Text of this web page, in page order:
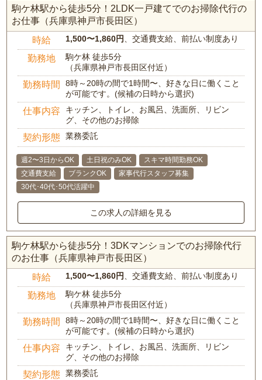
駒ケ林駅から徒歩5分！2LDK一戸建てでのお掃除代行の
お仕事（兵庫県神戸市長田区）
時給 1,500〜1,860円 、交通費支給、前払い制度あり
勤務地
駒ケ林 徒歩5分
（兵庫県神戸市長田区付近）
勤務時間
8時～20時の間で1時間〜、好きな日に働くこと
が可能です。(候補の日時から選択)
仕事内容
キッチン、トイレ、お風呂、洗面所、リビン
グ、その他のお掃除
契約形態 業務委託
週2〜3日からOK 土日祝のみOK
スキマ時間勤務OK
交通費支給
ブランクOK
家事代行スタッフ募集
30代･40代･50代活躍中
この求人の詳細を見る
駒ケ林駅から徒歩5分！3DKマンションでのお掃除代行
のお仕事（兵庫県神戸市長田区）
時給 1,500〜1,860円 、交通費支給、前払い制度あり
勤務地
駒ケ林 徒歩5分
（兵庫県神戸市長田区付近）
勤務時間
8時～20時の間で1時間〜、好きな日に働くこと
が可能です。(候補の日時から選択)
仕事内容
キッチン、トイレ、お風呂、洗面所、リビン
グ、その他のお掃除
契約形態 業務委託